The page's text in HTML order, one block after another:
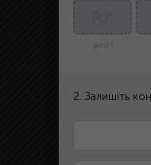
фото 1
2. Залишіть